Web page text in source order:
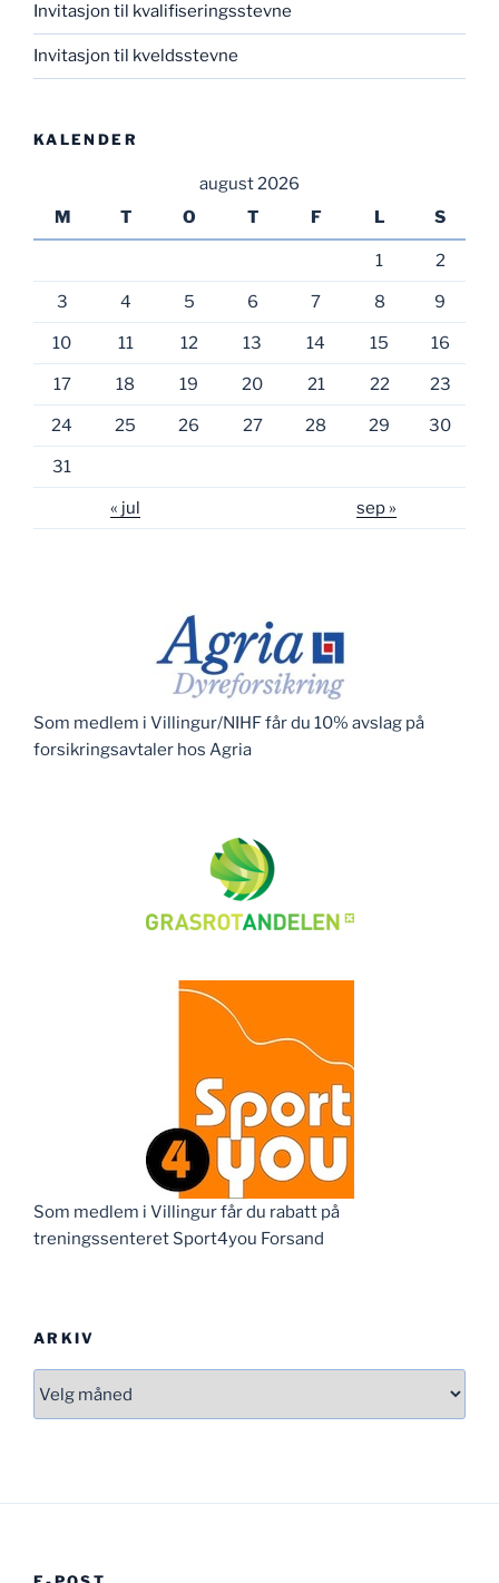
Invitasjon til kvalifiseringsstevne
Invitasjon til kveldsstevne
KALENDER
august 2026
M
T O T F L S
1 2
3 4 5 6 7 8 9
10 11 12 13 14 15 16
17 18 19 20 21 22 23
24 25 26 27 28 29 30
31
« jul sep »
Som medlem i Villingur/NIHF får du 10% avslag på
forsikringsavtaler hos Agria
Som medlem i Villingur får du rabatt på
treningssenteret Sport4you Forsand
ARKIV